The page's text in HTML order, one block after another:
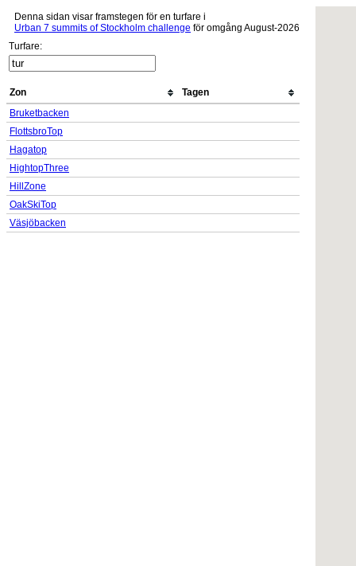
Denna sidan visar framstegen för en turfare i
Urban 7 summits of Stockholm challenge för omgång August-2026
Turfare:
Zon
Tagen
Bruketbacken
FlottsbroTop
Hagatop
HightopThree
HillZone
OakSkiTop
Väsjöbacken